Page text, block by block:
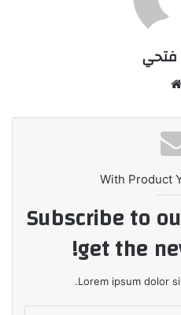
فتحي
With Product
Subscribe to
get the
Lorem ipsum dolor